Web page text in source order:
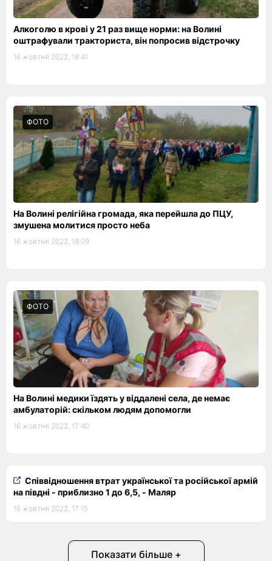
Алкоголю в крові у 21 раз вище норми: на Волині
оштрафували тракториста, він попросив відстрочку
16 жовтня 2022, 18:41
ФОТО
На Волині релігійна громада, яка перейшла до ПЦУ,
змушена молитися просто неба
16 жовтня 2022, 18:09
ФОТО
На Волині медики їздять у віддалені села, де немає
амбулаторій: скільком людям допомогли
16 жовтня 2022, 17:40
Співвідношення втрат української та російської армій
на півдні - приблизно 1 до 6,5, - Маляр
16 жовтня 2022, 17:15
Показати більше +